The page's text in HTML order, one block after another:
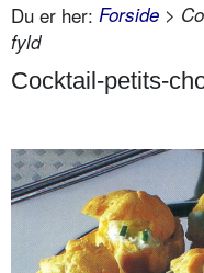
Du er her: Forside >
fyld
Cocktail-petits-